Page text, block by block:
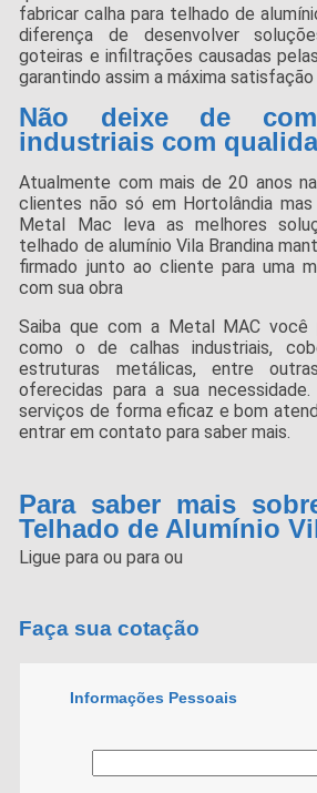
fabricar calha para telhado de
diferença de desenvolver
goteiras e infiltrações causadas
garantindo assim a máxima
Não deixe de
industriais com
Atualmente com mais de 20 anos
clientes não só em Hortolândia
Metal Mac leva as melhores
telhado de alumínio Vila Brandina
firmado junto ao cliente para uma
com sua obra
Saiba que com a Metal MAC você
como o de calhas industriais,
estruturas metálicas, entre
oferecidas para a sua
serviços de forma eficaz e bom
entrar em contato para saber mais.
Para saber mais
Telhado de Alumínio
Ligue paraou paraou
Faça sua cotação
Informações Pessoais